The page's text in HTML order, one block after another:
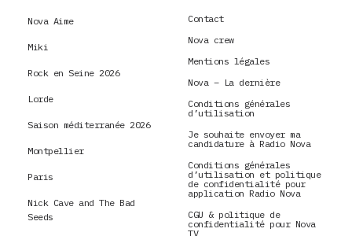
Nova Aime
Miki
Rock en Seine 2026
Lorde
Saison méditerranée 2026
Montpellier
Paris
Nick Cave and The Bad
Seeds
Contact
Nova crew
Mentions légales
Nova – La dernière
Conditions générales
d’utilisation
Je souhaite envoyer ma
candidature à Radio Nova
Conditions générales
d’utilisation et politique
de confidentialité pour
application Radio Nova
CGU & politique de
confidentialité pour Nova
TV